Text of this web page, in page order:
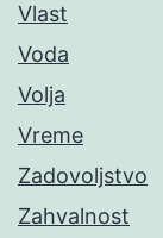
Vlast
Voda
Volja
Vreme
Zadovoljstvo
Zahvalnost